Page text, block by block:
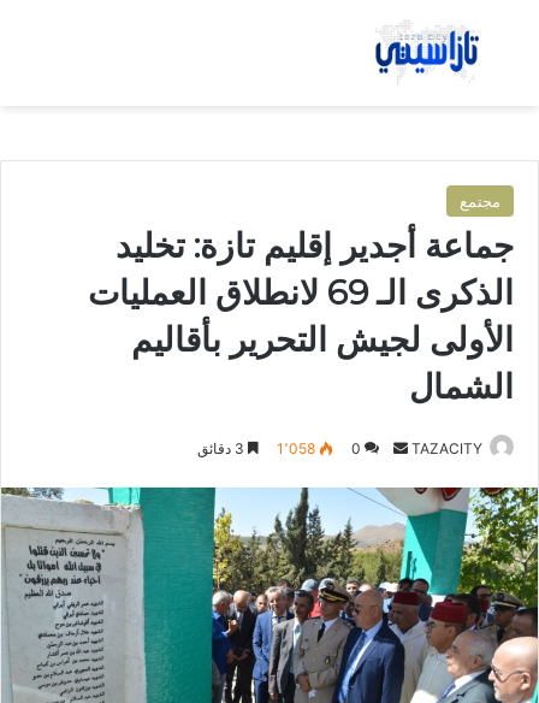
بحث عن
مجتمع
جماعة أجدير إقليم تازة: تخليد
الذكرى الـ 69 لانطلاق العمليات
الأولى لجيش التحرير بأقاليم
الشمال
TAZACITY
س
ل
ب
ر
ي
د
0 1٬058